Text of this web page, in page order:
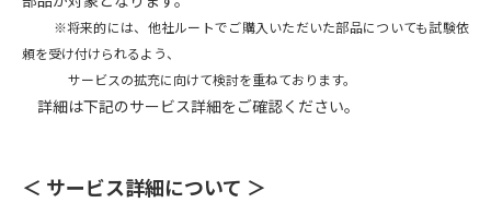
※将来的には、他社ルートでご購入いただいた部品についても試験依
頼を受け付けられるよう、
サービスの拡充に向けて検討を重ねております。
詳細は下記のサービス詳細をご確認ください。
＜ サービス詳細について ＞